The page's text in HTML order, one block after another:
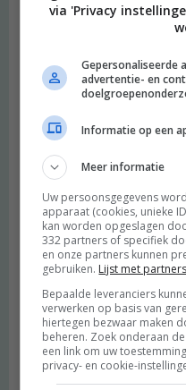
via 'Privacy
Gepersonaliseerde
advertentie- en
Informatie op een
Meer informatie
Uw persoonsgegevens
apparaat (cookies, unieke
kan worden opgeslagen
332 partners of specifiek
en onze partners kunnen
gebruiken. Lijst met
Bepaalde leveranciers
verwerken op basis van
hiertegen bezwaar maken
beheren. Zoek onderaan
een link om uw
privacy- en cookie-